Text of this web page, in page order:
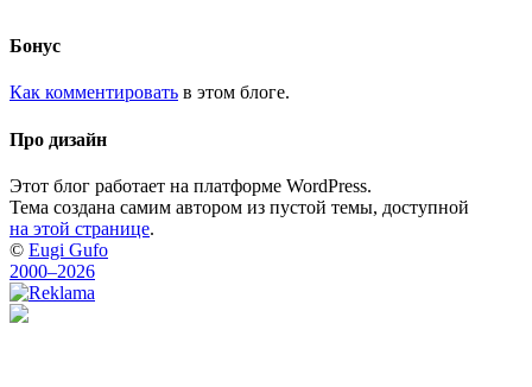
Бонус
Как комментировать в этом блоге.
Про дизайн
Этот блог работает на платформе WordPress.
Тема создана самим автором из пустой темы, доступной
на этой странице.
© Eugi Gufo
2000–2026